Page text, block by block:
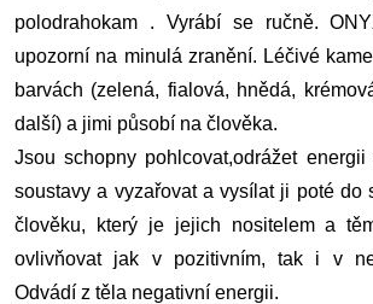
polodrahokam . Vyrábí se ručně.
upozorní na minulá zranění. Léčivé
barvách (zelená, fialová, hnědá,
další) a jimi působí na člověka.
Jsou schopny pohlcovat,odrážet
soustavy a vyzařovat a vysílat ji poté do
člověku, který je jejich nositelem a
ovlivňovat jak v pozitivním, tak i v
Odvádí z těla negativní energii.